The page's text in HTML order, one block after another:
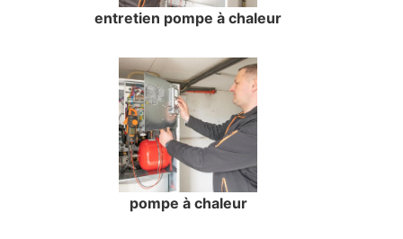
entretien pompe à chaleur
pompe à chaleur